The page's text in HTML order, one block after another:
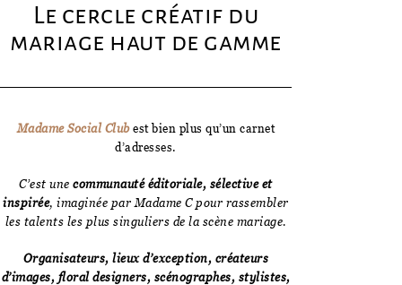
Le cercle créatif du
mariage haut de gamme
Madame Social Clubest bien plus qu’un carnet
d’adresses.
C’est unecommunauté éditoriale, sélective et
inspirée, imaginée par Madame C pour rassembler
les talents les plus singuliers de la scène mariage.
Organisateurs, lieux d’exception, créateurs
d’images, floral designers, scénographes, stylistes,